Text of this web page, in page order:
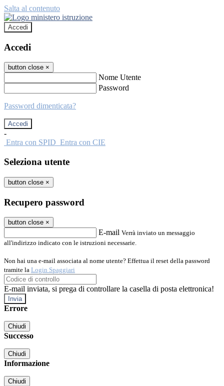
Salta al contenuto
Accedi
Accedi
button close ×
Nome Utente
Password
Password dimenticata?
-
Entra con SPID Entra con CIE
Seleziona utente
button close ×
Recupero password
button close ×
E-mail Verrà inviato un messaggio
all'indirizzo indicato con le istruzioni necessarie.
Non hai una e-mail associata al nome utente? Effettua il reset della password
tramite la Login Spaggiari
E-mail inviata, si prega di controllare la casella di posta elettronica!
Errore
Chiudi
Successo
Chiudi
Informazione
Chiudi